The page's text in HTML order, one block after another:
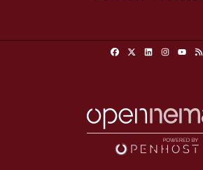
FacebookLinkedinInstagram